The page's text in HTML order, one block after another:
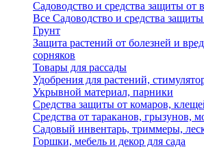
Садоводство и средства защиты от
Все Садоводство и средства
Грунт
Защита растений от болезней и
сорняков
Товары для рассады
Удобрения для растений,
Укрывной материал, парники
Средства защиты от комаров,
Средства от тараканов, грызунов,
Садовый инвентарь, триммеры,
Горшки, мебель и декор для сада